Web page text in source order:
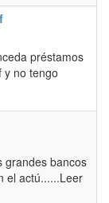
préstamos
y no tengo
grandes bancos
el actú......Leer